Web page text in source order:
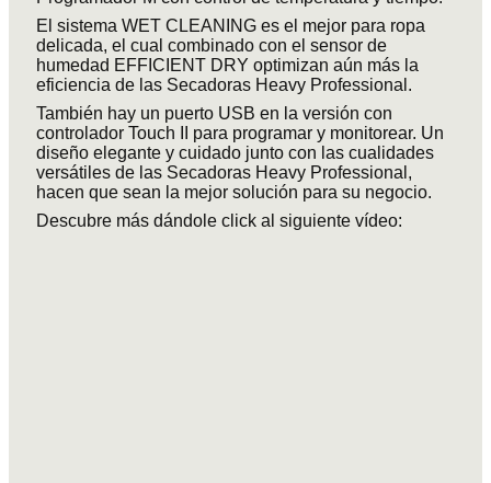
El sistema WET CLEANING es el mejor para ropa
delicada, el cual combinado con el sensor de
humedad EFFICIENT DRY optimizan aún más la
eficiencia de las Secadoras Heavy Professional.
También hay un puerto USB en la versión con
controlador Touch II para programar y monitorear. Un
diseño elegante y cuidado junto con las cualidades
versátiles de las Secadoras Heavy Professional,
hacen que sean la mejor solución para su negocio.
Descubre más dándole click al siguiente vídeo: